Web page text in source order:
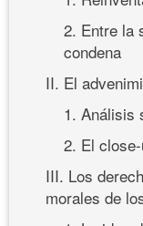
2. Entre la
condena
II. El
1. Análisis
2. El
III. Los
morales de